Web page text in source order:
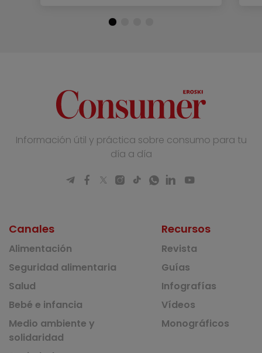
Información útil y práctica sobre consumo para tu
día a día
Canales
Alimentación
Seguridad alimentaria
Salud
Bebé e infancia
Medio ambiente y
solidaridad
Recursos
Revista
Guías
Infografías
Vídeos
Monográficos